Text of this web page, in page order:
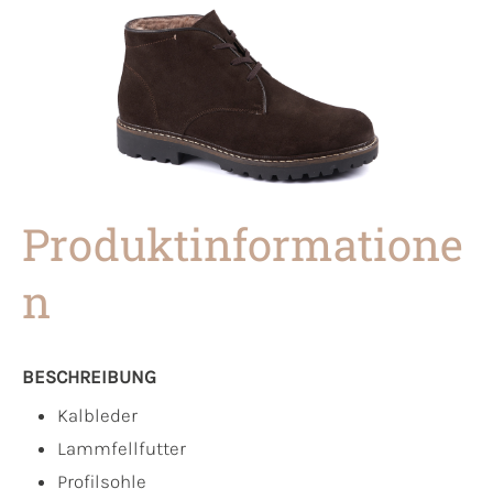
Produktinformatione
n
BESCHREIBUNG
Kalbleder
Lammfellfutter
Profilsohle